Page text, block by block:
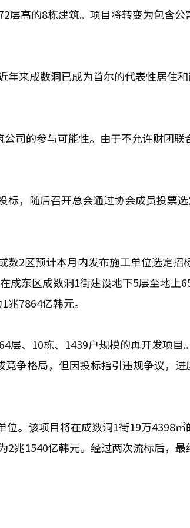
层高的8栋建筑。项目将转变为包含公
年来成数洞已成为首尔的代表性居住
司的参与可能性。由于不允许财团联
标，随后召开总会通过协会成员投票
数2区预计本月内发布施工单位选定招
成东区成数洞1街建设地下5层至地上65
7864亿韩元。
层、10栋、1439户规模的再开发项目
争格局，但因投标指引违规争议，进
位。该项目将在成数洞1街19万4398㎡
2兆1540亿韩元。经过两次流标后，最